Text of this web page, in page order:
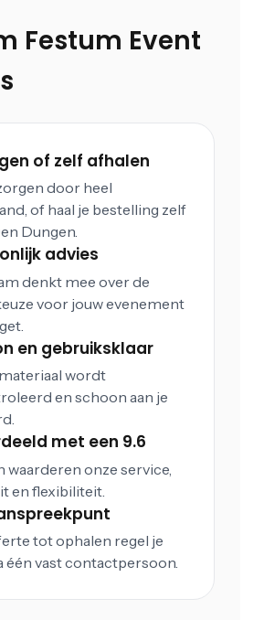
Festum Event
of zelf afhalen
door heel
of haal je bestelling zelf
Dungen.
advies
denkt mee over de
voor jouw evenement
en gebruiksklaar
wordt
en schoon aan je
met een 9.6
waarderen onze service,
en flexibiliteit.
tot ophalen regel je
één vast contactpersoon.